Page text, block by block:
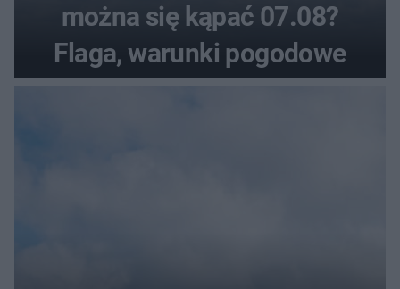
można się kąpać 07.08?
Flaga, warunki pogodowe